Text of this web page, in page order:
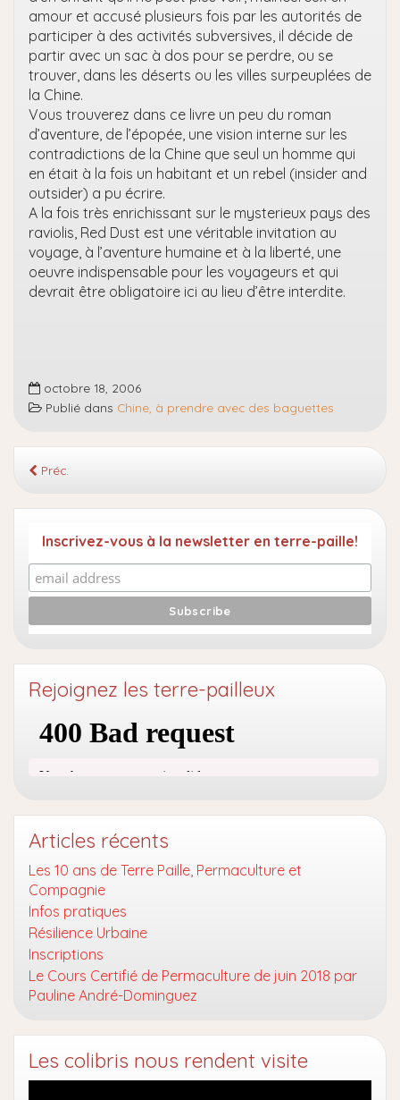
amour et accusé plusieurs fois par les autorités de
participer à des activités subversives, il décide de
partir avec un sac à dos pour se perdre, ou se
trouver, dans les déserts ou les villes surpeuplées de
la Chine.
Vous trouverez dans ce livre un peu du roman
d’aventure, de l’épopée, une vision interne sur les
contradictions de la Chine que seul un homme qui
en était à la fois un habitant et un rebel (insider and
outsider) a pu écrire.
A la fois très enrichissant sur le mysterieux pays des
raviolis, Red Dust est une véritable invitation au
voyage, à l’aventure humaine et à la liberté, une
oeuvre indispensable pour les voyageurs et qui
devrait être obligatoire ici au lieu d’être interdite.
octobre 18, 2006
Publié dans Chine, à prendre avec des baguettes
Préc.
Inscrivez-vous à la newsletter en terre-paille!
Rejoignez les terre-pailleux
Articles récents
Les 10 ans de Terre Paille, Permaculture et
Compagnie
Infos pratiques
Résilience Urbaine
Inscriptions
Le Cours Certifié de Permaculture de juin 2018 par
Pauline André-Dominguez
Les colibris nous rendent visite